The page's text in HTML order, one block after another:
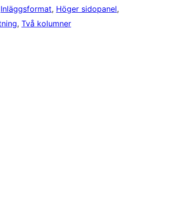
Inläggsformat, Höger sidopanel
, Två kolumner